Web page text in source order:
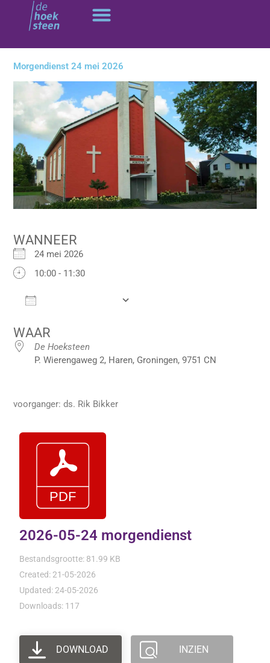
inhoud
Morgendienst 24 mei 2026
WANNEER
24 mei 2026
10:00 - 11:30
WAAR
De Hoeksteen
P. Wierengaweg 2, Haren, Groningen, 9751 CN
voorganger: ds. Rik Bikker
2026-05-24 morgendienst
Bestandsgrootte: 81.99 KB
Created: 21-05-2026
Updated: 24-05-2026
Downloads: 117
DOWNLOAD INZIEN